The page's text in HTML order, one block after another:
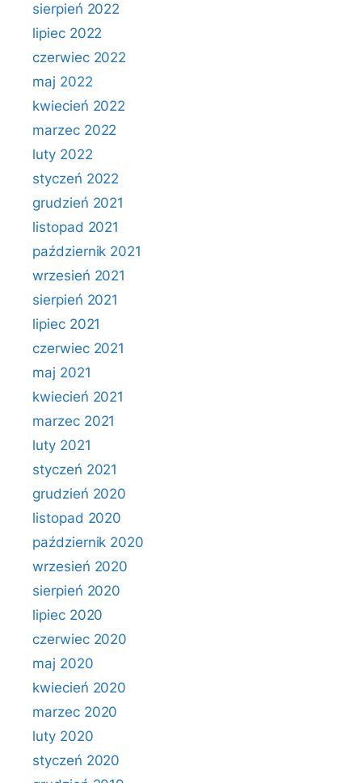
sierpień 2022
lipiec 2022
czerwiec 2022
maj 2022
kwiecień 2022
marzec 2022
luty 2022
styczeń 2022
grudzień 2021
listopad 2021
październik 2021
wrzesień 2021
sierpień 2021
lipiec 2021
czerwiec 2021
maj 2021
kwiecień 2021
marzec 2021
luty 2021
styczeń 2021
grudzień 2020
listopad 2020
październik 2020
wrzesień 2020
sierpień 2020
lipiec 2020
czerwiec 2020
maj 2020
kwiecień 2020
marzec 2020
luty 2020
styczeń 2020